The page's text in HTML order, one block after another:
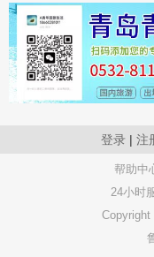
登录 | 注
帮助中
24小时